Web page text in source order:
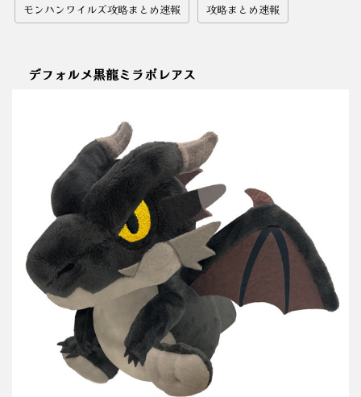
モンハンワイルズ攻略まとめ速報 攻略まとめ速報
デフォルメ黒龍ミラボレアス